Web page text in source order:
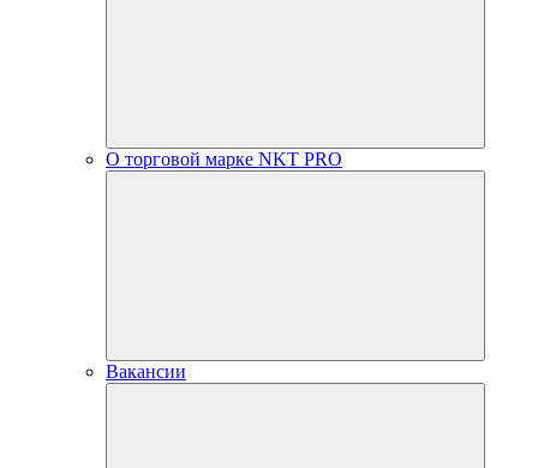
О торговой марке NKT PRO
Вакансии